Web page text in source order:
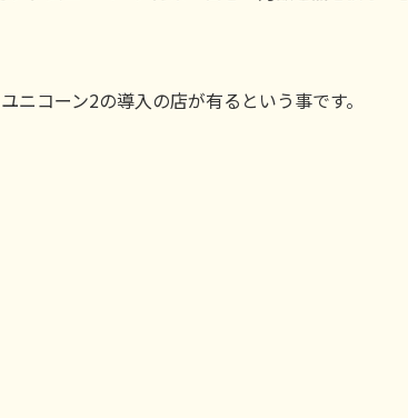
コーン2の導入の店が有るという事です。